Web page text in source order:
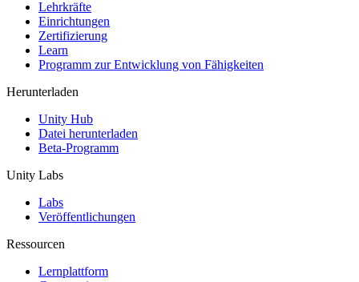
XR-Spiele
XR-Spiele plattformübergreifend starten
Multiplayer-Spiele
Vereinfachte Entwicklung von Multiplayer-Spielen
Lehrkräfte
Einrichtungen
Zertifizierung
Learn
Programm zur Entwicklung von Fähigkeiten
Herunterladen
Unity Hub
Datei herunterladen
Beta-Programm
Unity Labs
Labs
Veröffentlichungen
Ressourcen
Lernplattform